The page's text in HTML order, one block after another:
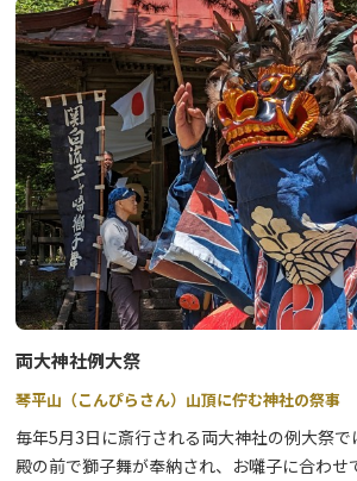
5月の田植え時期に執り行われる御田植祭は
後、近くの森友地区にある神田に徒歩で移動
秋の実りを祈る大切な神事です。
神田でしめ縄を作るための稲（古代米）の田
り取った稲を用いて大しめ縄を作ります。
両大神社例大祭
琴平山（こんぴらさん）山頂に佇む神社の祭事
毎年5月3日に斎行される両大神社の例大祭
殿の前で獅子舞が奉納され、お囃子に合わせ